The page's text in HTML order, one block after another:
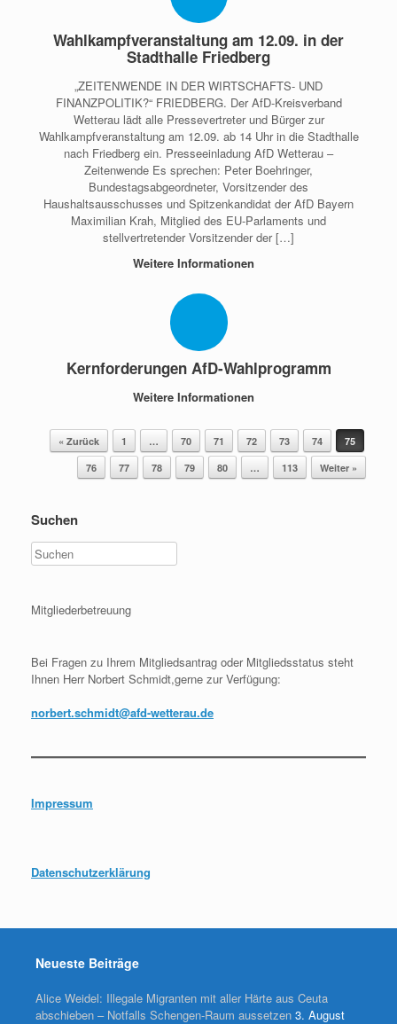
Wahlkampfveranstaltung am 12.09. in der
Stadthalle Friedberg
„ZEITENWENDE IN DER WIRTSCHAFTS- UND
FINANZPOLITIK?“ FRIEDBERG. Der AfD-Kreisverband
Wetterau lädt alle Pressevertreter und Bürger zur
Wahlkampfveranstaltung am 12.09. ab 14 Uhr in die Stadthalle
nach Friedberg ein. Presseeinladung AfD Wetterau –
Zeitenwende Es sprechen: Peter Boehringer,
Bundestagsabgeordneter, Vorsitzender des
Haushaltsausschusses und Spitzenkandidat der AfD Bayern
Maximilian Krah, Mitglied des EU-Parlaments und
stellvertretender Vorsitzender der […]
Weitere Informationen
Kernforderungen AfD-Wahlprogramm
Weitere Informationen
Beitragsnavigation
« Zurück 1 … 70 71 72 73 74
75
76
77 78 79 80 … 113 Weiter »
Suchen
Mitgliederbetreuung
Bei Fragen zu Ihrem Mitgliedsantrag oder Mitgliedsstatus steht
Ihnen Herr Norbert Schmidt,gerne zur Verfügung:
norbert.schmidt@afd-wetterau.de
Impressum
Datenschutzerklärung
Neueste Beiträge
Alice Weidel: Illegale Migranten mit aller Härte aus Ceuta
abschieben – Notfalls Schengen-Raum aussetzen 3. August